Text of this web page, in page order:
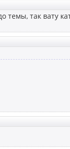
темы, так вату